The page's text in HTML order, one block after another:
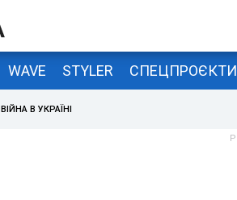
WAVE STYLER СПЕЦПРОЄКТИ
ВІЙНА В УКРАЇНІ